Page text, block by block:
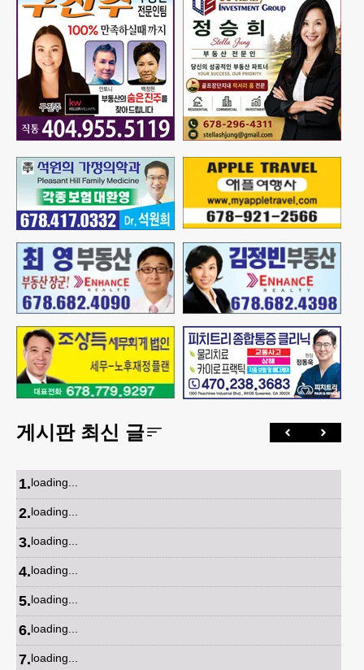
게시판 최신 글
1.loading...
2.loading...
3.loading...
4.loading...
5.loading...
6.loading...
7.loading...